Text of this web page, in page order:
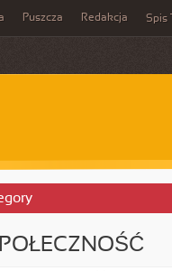
Puszcza Redakcja Spis